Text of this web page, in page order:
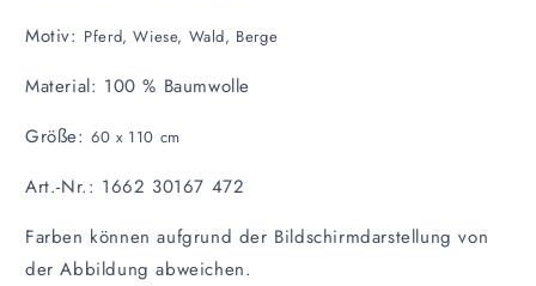
Motiv: Pferd, Wiese, Wald, Berge
Material: 100 % Baumwolle
Größe:60 x 110 cm
Art.-Nr.: 1662 30167 472
Farben können aufgrund der Bildschirmdarstellung von
der Abbildung abweichen.